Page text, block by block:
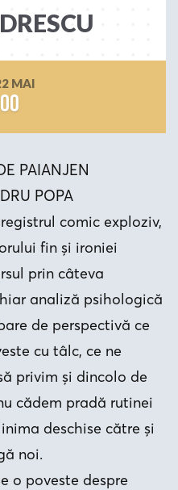
MAI
PAIANJEN
POPA
comic exploziv,
fin și ironiei
prin câteva
analiză psihologică
de perspectivă ce
cu tâlc, ce ne
privim și dincolo de
cădem pradă rutinei
deschise către și
noi.
o poveste despre